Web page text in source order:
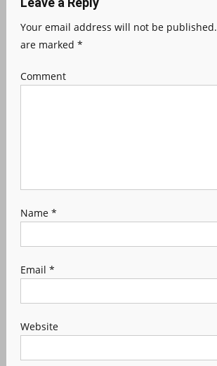
Your email address will not be published.
are marked *
Comment
Name *
Email *
Website